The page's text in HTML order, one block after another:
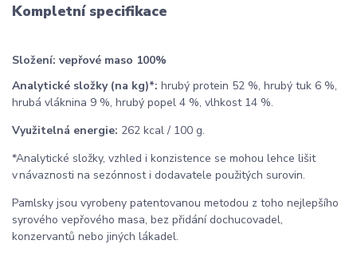
Kompletní specifikace
Složení: vepřové maso 100%
Analytické složky (na kg)*: hrubý protein 52 %, hrubý tuk 6 %,
hrubá vláknina 9 %, hrubý popel 4 %, vlhkost 14 %.
Využitelná energie: 262 kcal / 100 g.
*Analytické složky, vzhled i konzistence se mohou lehce lišit
v návaznosti na sezónnost i dodavatele použitých surovin.
Pamlsky jsou vyrobeny patentovanou metodou z toho nejlepšího
syrového vepřového masa, bez přidání dochucovadel,
konzervantů nebo jiných lákadel.